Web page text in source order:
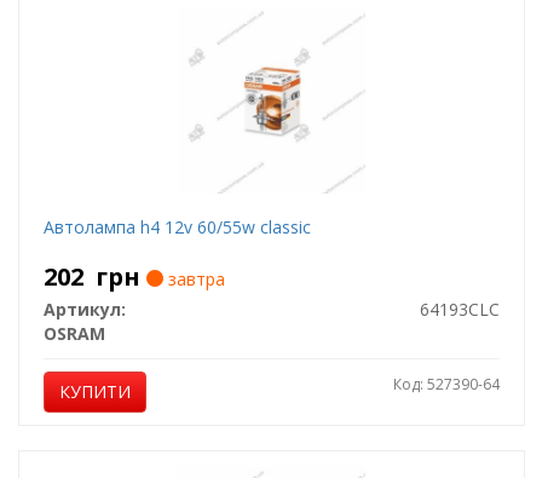
Автолампа h4 12v 60/55w classic
202 грн
завтра
Артикул:
64193CLC
OSRAM
КУПИТИ Код: 527390-64